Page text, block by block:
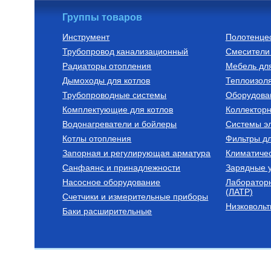
Бойлеры (водонагреватели
Водонагреватель косвенного
нагрева напольный из
500 л., арт.: 805F0050
127 190 Руб.
Купить
Трубы из
Труба
полиэтилена
16(2.2) бухта
VA1622.3.C.100
7 300Руб.
Котлы газовые настенные
Группы товаров
Инструмент
Трубопровод канализационный
Радиаторы отопления
Дымоходы для котлов
Трубопроводные системы
Комплектующие для котлов
Водонагреватели и бойлеры
Котлы отопления
Запорная и регулирующая арматура
Санфаянс и принадлежности
Насосное оборудование
Счетчики и измерительные приборы
Баки расширительные
Смесители
Мебель
Системы
Фильтры
Зарядные
(ЛАТР)